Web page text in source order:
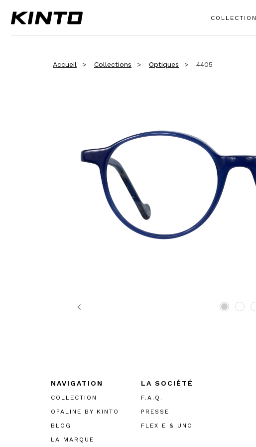
COLLECTION
Accueil Collections Optiques 4405
Previous
NAVIGATION
COLLECTION
OPALINE BY KINTO
BLOG
LA MARQUE
LA SOCIÉTÉ
F.A.Q.
PRESSE
FLEX E & UNO